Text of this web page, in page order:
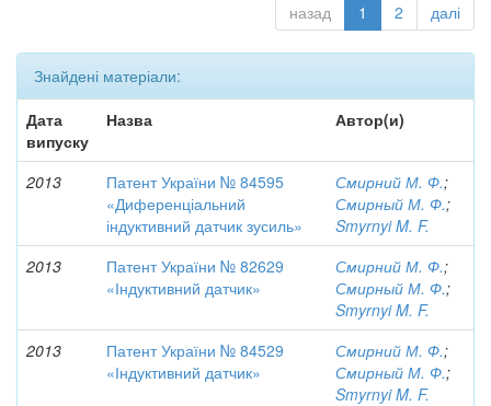
назад 1 2 далі
Знайдені матеріали:
Дата
випуску
Назва Автор(и)
2013
Патент України № 84595
«Диференціальний
індуктивний датчик зусиль»
Смирний М. Ф.;
Смирный М. Ф.;
Smyrnyi M. F.
2013
Патент України № 82629
«Індуктивний датчик»
Смирний М. Ф.;
Смирный М. Ф.;
Smyrnyi M. F.
2013
Патент України № 84529
«Індуктивний датчик»
Смирний М. Ф.;
Смирный М. Ф.;
Smyrnyi M. F.